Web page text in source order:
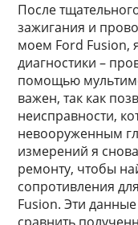
После
зажигания и
моем Ford Fusion,
диагностики –
помощью
важен, так как
неисправности,
невооруженным
измерений я
ремонту, чтобы
сопротивления
Fusion. Эти